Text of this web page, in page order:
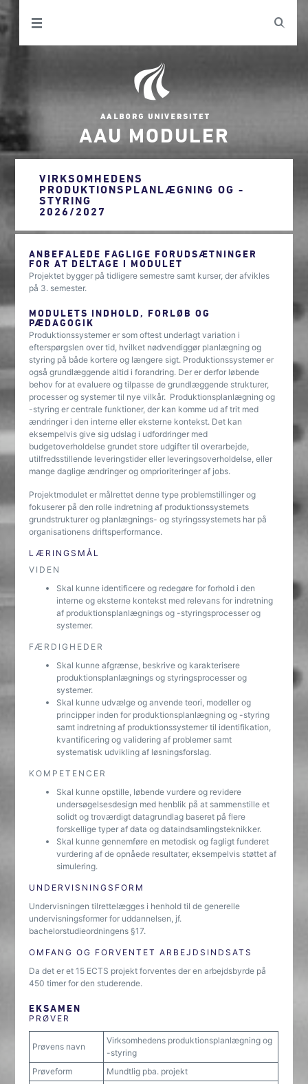
AAU MODULER
VIRKSOMHEDENS
PRODUKTIONSPLANLÆGNING OG -
STYRING
2026/2027
ANBEFALEDE FAGLIGE FORUDSÆTNINGER
FOR AT DELTAGE I MODULET
Projektet bygger på tidligere semestre samt kurser, der afvikles
på 3. semester.
MODULETS INDHOLD, FORLØB OG
PÆDAGOGIK
Produktionssystemer er som oftest underlagt variation i
efterspørgslen over tid, hvilket nødvendiggør planlægning og
styring på både kortere og længere sigt. Produktionssystemer er
også grundlæggende altid i forandring. Der er derfor løbende
behov for at evaluere og tilpasse de grundlæggende strukturer,
processer og systemer til nye vilkår. Produktionsplanlægning og
-styring er centrale funktioner, der kan komme ud af trit med
ændringer i den interne eller eksterne kontekst. Det kan
eksempelvis give sig udslag i udfordringer med
budgetoverholdelse grundet store udgifter til overarbejde,
utilfredsstillende leveringstider eller leveringsoverholdelse, eller
mange daglige ændringer og omprioriteringer af jobs.
Projektmodulet er målrettet denne type problemstillinger og
fokuserer på den rolle indretning af produktionssystemets
grundstrukturer og planlægnings- og styringssystemets har på
organisationens driftsperformance.
LÆRINGSMÅL
VIDEN
Skal kunne identificere og redegøre for forhold i den
interne og eksterne kontekst med relevans for indretning
af produktionsplanlægnings og -styringsprocesser og
systemer.
FÆRDIGHEDER
Skal kunne afgrænse, beskrive og karakterisere
produktionsplanlægnings og styringsprocesser og
systemer.
Skal kunne udvælge og anvende teori, modeller og
principper inden for produktionsplanlægning og -styring
samt indretning af produktionssystemer til identifikation,
kvantificering og validering af problemer samt
systematisk udvikling af løsningsforslag.
KOMPETENCER
Skal kunne opstille, løbende vurdere og revidere
undersøgelsesdesign med henblik på at sammenstille et
solidt og troværdigt datagrundlag baseret på flere
forskellige typer af data og dataindsamlingsteknikker.
Skal kunne gennemføre en metodisk og fagligt funderet
vurdering af de opnåede resultater, eksempelvis støttet af
simulering.
UNDERVISNINGSFORM
Undervisningen tilrettelægges i henhold til de generelle
undervisningsformer for uddannelsen, jf.
bachelorstudieordningens §17.
OMFANG OG FORVENTET ARBEJDSINDSATS
Da det er et 15 ECTS projekt forventes der en arbejdsbyrde på
450 timer for den studerende.
EKSAMEN
PRØVER
Prøvens navn
Virksomhedens produktionsplanlægning og
-styring
Prøveform
Mundtlig pba. projekt